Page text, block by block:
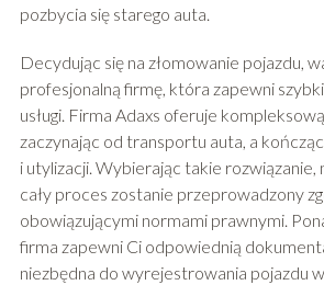
pozbycia się starego auta.
Decydując się na złomowanie pojazdu,
profesjonalną firmę, która zapewni
usługi. Firma Adaxs oferuje kompleksową
zaczynając od transportu auta, a
i utylizacji. Wybierając takie rozwiązanie,
cały proces zostanie przeprowadzony
obowiązującymi normami prawnymi.
firma zapewni Ci odpowiednią
niezbędna do wyrejestrowania pojazdu